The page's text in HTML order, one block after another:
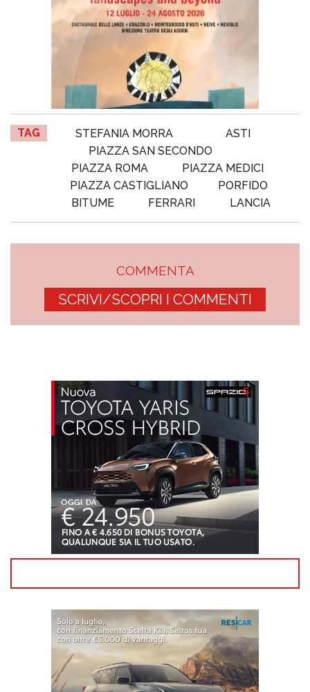
TAG STEFANIA MORRA
ASTI
PIAZZA SAN SECONDO
PIAZZA ROMA
PIAZZA MEDICI
PIAZZA CASTIGLIANO
PORFIDO
BITUME
FERRARI LANCIA
COMMENTA
SCRIVI/SCOPRI I COMMENTI